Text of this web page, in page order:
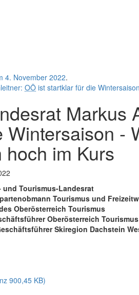
4. November 2022.
OÖ ist startklar für die
Markus
-
im Kurs
und Tourismus-Landesrat
Tourismus und
Oberösterreich Tourismus
Oberösterreich Tourismus
Skiregion Dachstein
900,45 KB)